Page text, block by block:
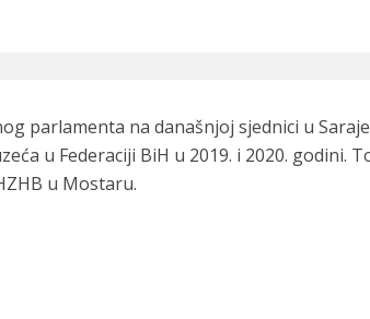
parlamenta na današnjoj sjednici u
u Federaciji BiH u 2019. i 2020. godini.
u Mostaru.